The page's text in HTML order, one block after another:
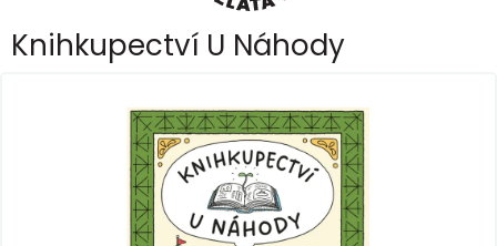
Knihkupectví U Náhody